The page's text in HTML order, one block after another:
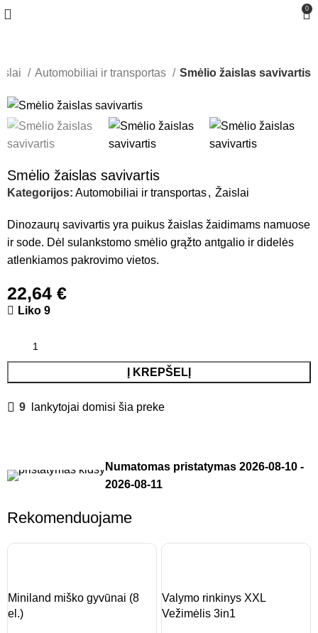
0
Automobiliai ir transportas Smėlio žaislas savivartis
Smėlio žaislas savivartis
Kategorijos: Automobiliai ir transportas, Žaislai
Dinozaurų savivartis yra puikus žaislas žaidimams namuose
ir sode. Dėl sulankstomo smėlio grąžto antgalio ir didelės
atlenkiamos pakrovimo vietos.
22,64€
Liko 9
Į KREPŠELĮ
9 lankytojai domisi šia preke
Numatomas pristatymas2026-08-10 -
2026-08-11
Rekomenduojame
Miniland miško gyvūnai (8
el.)
Valymo rinkinys XXL
Vežimėlis 3in1